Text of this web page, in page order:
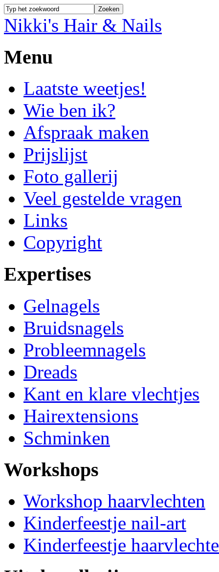
Nikki's Hair & Nails
Menu
Laatste weetjes!
Wie ben ik?
Afspraak maken
Prijslijst
Foto gallerij
Veel gestelde vragen
Links
Copyright
Expertises
Gelnagels
Bruidsnagels
Probleemnagels
Dreads
Kant en klare vlechtjes
Hairextensions
Schminken
Workshops
Workshop haarvlechten
Kinderfeestje nail-art
Kinderfeestje